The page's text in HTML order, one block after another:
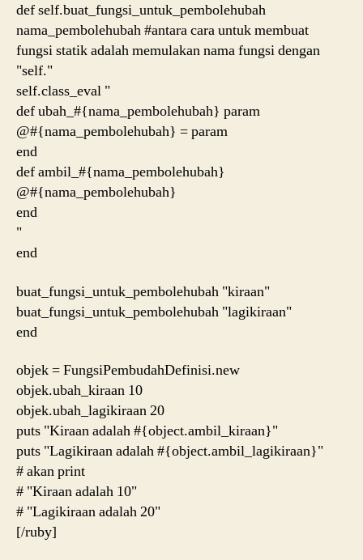
def self.buat_fungsi_untuk_pembolehubah
nama_pembolehubah #antara cara untuk membuat
fungsi statik adalah memulakan nama fungsi dengan
"self."
self.class_eval "
def ubah_#{nama_pembolehubah} param
@#{nama_pembolehubah} = param
end
def ambil_#{nama_pembolehubah}
@#{nama_pembolehubah}
end
"
end
buat_fungsi_untuk_pembolehubah "kiraan"
buat_fungsi_untuk_pembolehubah "lagikiraan"
end
objek = FungsiPembudahDefinisi.new
objek.ubah_kiraan 10
objek.ubah_lagikiraan 20
puts "Kiraan adalah #{object.ambil_kiraan}"
puts "Lagikiraan adalah #{object.ambil_lagikiraan}"
# akan print
# "Kiraan adalah 10"
# "Lagikiraan adalah 20"
[/ruby]